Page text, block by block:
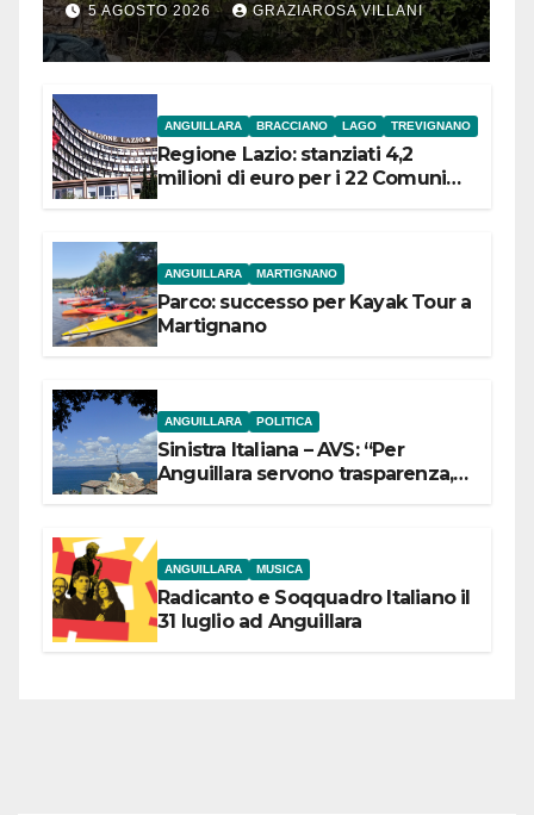
5 AGOSTO 2026 GRAZIAROSA VILLANI
ANGUILLARA BRACCIANO LAGO TREVIGNANO
Regione Lazio: stanziati 4,2
milioni di euro per i 22 Comuni
ANGUILLARA MARTIGNANO
Parco: successo per Kayak Tour a
Martignano
ANGUILLARA POLITICA
Sinistra Italiana – AVS: “Per
Anguillara servono trasparenza,
ANGUILLARA MUSICA
Radicanto e Soqquadro Italiano il
31 luglio ad Anguillara